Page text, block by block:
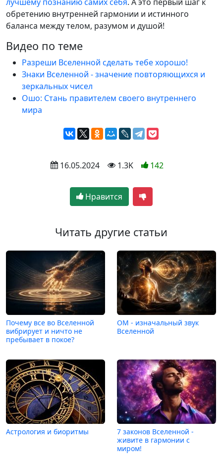
обретению внутренней гармонии и истинного
баланса между телом, разумом и душой!
Видео по теме
Разреши Вселенной сделать тебе хорошо!
Знаки Вселенной - значение повторяющихся и
зеркальных чисел
Ошо: Стань правителем своего внутреннего
мира
16.05.2024 1.3K 142
Нравится
Читать другие статьи
Почему все во Вселенной
вибрирует и ничто не
пребывает в покое?
ОМ - изначальный звук
Вселенной
Астрология и биоритмы
7 законов Вселенной -
живите в гармонии с
миром!